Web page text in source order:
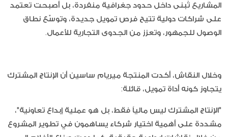
المشاريع تُبنى داخل حدود جغرافية منفردة، بل أصبحت تعتمد
على شراكات دولية تتيح فرص تمويل جديدة، وتوسّع نطاق
الوصول للجمهور، وتعزز من الجدوى التجارية للأعمال.
وخلال النقاش، أكدت المنتجة ميريام ساسين أن الإنتاج المشترك
يتجاوز كونه أداة تمويل، قائلة:
"الإنتاج المشترك ليس مالياً فقط، بل هو عملية إبداع تعاونية"،
مشددة على أهمية اختيار شركاء يساهمون في تطوير المشروع